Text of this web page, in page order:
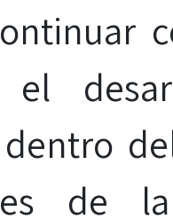
el
dentro
de